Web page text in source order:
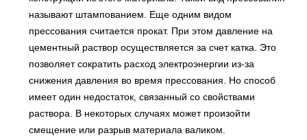
называют штампованием. Еще одним видом
прессования считается прокат. При этом давление на
цементный раствор осуществляется за счет катка. Это
позволяет сократить расход электроэнергии из-за
снижения давления во время прессования. Но способ
имеет один недостаток, связанный со свойствами
раствора. В некоторых случаях может произойти
смещение или разрыв материала валиком.